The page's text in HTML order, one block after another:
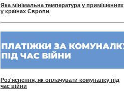
Яка мінімальна температура у приміщеннях
у країнах Європи
Роз'яснення, як оплачувати комуналку під
час війни